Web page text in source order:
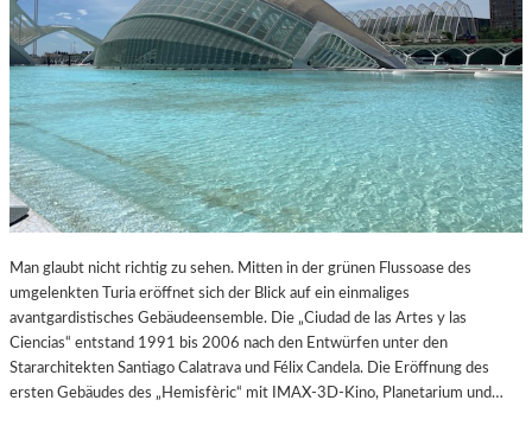
Man glaubt nicht richtig zu sehen. Mitten in der grünen Flussoase des
umgelenkten Turia eröffnet sich der Blick auf ein einmaliges
avantgardistisches Gebäudeensemble. Die „Ciudad de las Artes y las
Ciencias“ entstand 1991 bis 2006 nach den Entwürfen unter den
Stararchitekten Santiago Calatrava und Félix Candela. Die Eröffnung des
ersten Gebäudes des „Hemisfèric“ mit IMAX-3D-Kino, Planetarium und…